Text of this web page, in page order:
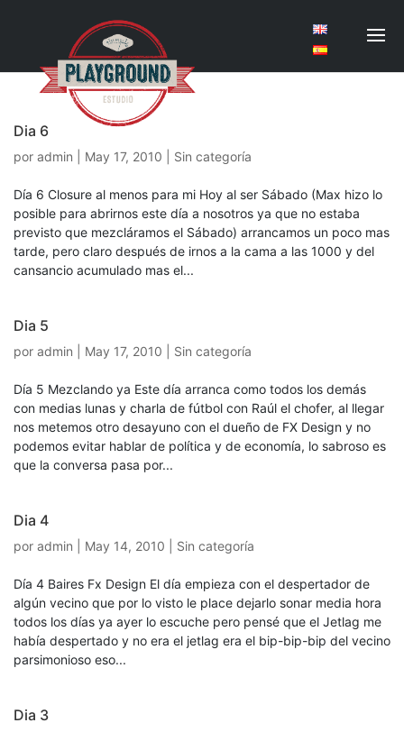
Dia 6
por admin May 17, 2010 | Sin categoría
Día 6 Closure al menos para mi Hoy al ser Sábado (Max hizo lo
posible para abrirnos este día a nosotros ya que no estaba
previsto que mezcláramos el Sábado) arrancamos un poco mas
tarde, pero claro después de irnos a la cama a las 1000 y del
cansancio acumulado mas el...
Dia 5
por admin May 17, 2010 | Sin categoría
Día 5 Mezclando ya Este día arranca como todos los demás
con medias lunas y charla de fútbol con Raúl el chofer, al llegar
nos metemos otro desayuno con el dueño de FX Design y no
podemos evitar hablar de política y de economía, lo sabroso es
que la conversa pasa por...
Dia 4
por admin May 14, 2010 | Sin categoría
Día 4 Baires Fx Design El día empieza con el despertador de
algún vecino que por lo visto le place dejarlo sonar media hora
todos los días ya ayer lo escuche pero pensé que el Jetlag me
había despertado y no era el jetlag era el bip-bip-bip del vecino
parsimonioso eso...
Dia 3